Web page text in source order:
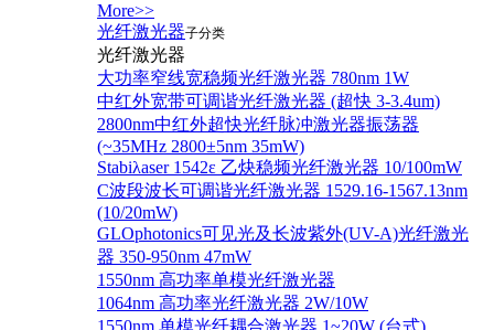
More>>
光纤激光器子分类
光纤激光器
大功率窄线宽稳频光纤激光器 780nm 1W
中红外宽带可调谐光纤激光器 (超快 3-3.4um)
2800nm中红外超快光纤脉冲激光器振荡器
(~35MHz 2800±5nm 35mW)
Stabiλaser 1542ε 乙炔稳频光纤激光器 10/100mW
C波段波长可调谐光纤激光器 1529.16-1567.13nm
(10/20mW)
GLOphotonics可见光及长波紫外(UV-A)光纤激光
器 350-950nm 47mW
1550nm 高功率单模光纤激光器
1064nm 高功率光纤激光器 2W/10W
1550nm 单模光纤耦合激光器 1~20W (台式)